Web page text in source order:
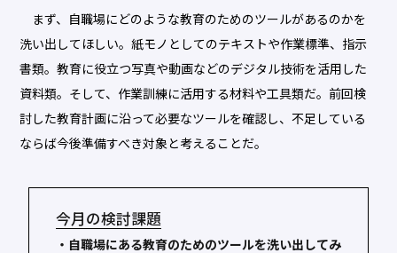
まず、自職場にどのような教育のためのツールがあるのかを
洗い出してほしい。紙モノとしてのテキストや作業標準、指示
書類。教育に役立つ写真や動画などのデジタル技術を活用した
資料類。そして、作業訓練に活用する材料や工具類だ。前回検
討した教育計画に沿って必要なツールを確認し、不足している
ならば今後準備すべき対象と考えることだ。
今月の検討課題
・自職場にある教育のためのツールを洗い出してみ